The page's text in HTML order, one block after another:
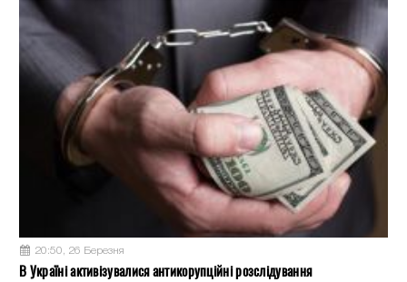
20:50, 26 Березня
В Україні активізувалися антикорупційні розслідування